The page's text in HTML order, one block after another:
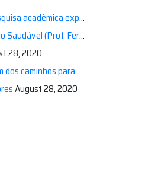
(em ordem inversa de importância).
(Prof. Fernando Buarque)
28, 2020
ciência brasileira e da América do Sul
August 28, 2020